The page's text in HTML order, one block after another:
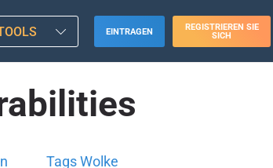
EINTRAGEN
REGISTRIEREN SIE
SICH
Tags Wolke